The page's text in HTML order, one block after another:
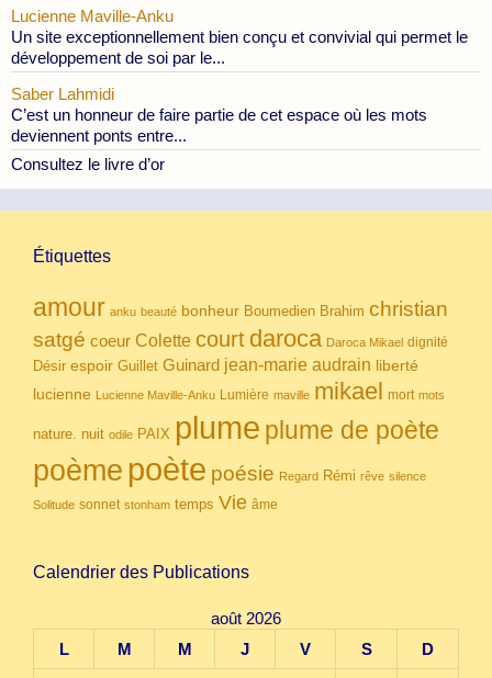
Lucienne Maville-Anku
Un site exceptionnellement bien conçu et convivial qui permet le
développement de soi par le...
Saber Lahmidi
C’est un honneur de faire partie de cet espace où les mots
deviennent ponts entre...
Consultez le livre d’or
Étiquettes
amour anku beauté bonheur Boumedien Brahim christian
satgé coeur Colette court daroca Daroca Mikael dignité
Désir espoir Guillet Guinard jean-marie audrain liberté
lucienne Lucienne Maville-Anku Lumière maville mikael mort mots
nature. nuit odile PAIX plume plume de poète
poème poète poésie Regard Rémi rêve silence
Solitude sonnet stonham temps Vie âme
Calendrier des Publications
août 2026
L
M M J V S D